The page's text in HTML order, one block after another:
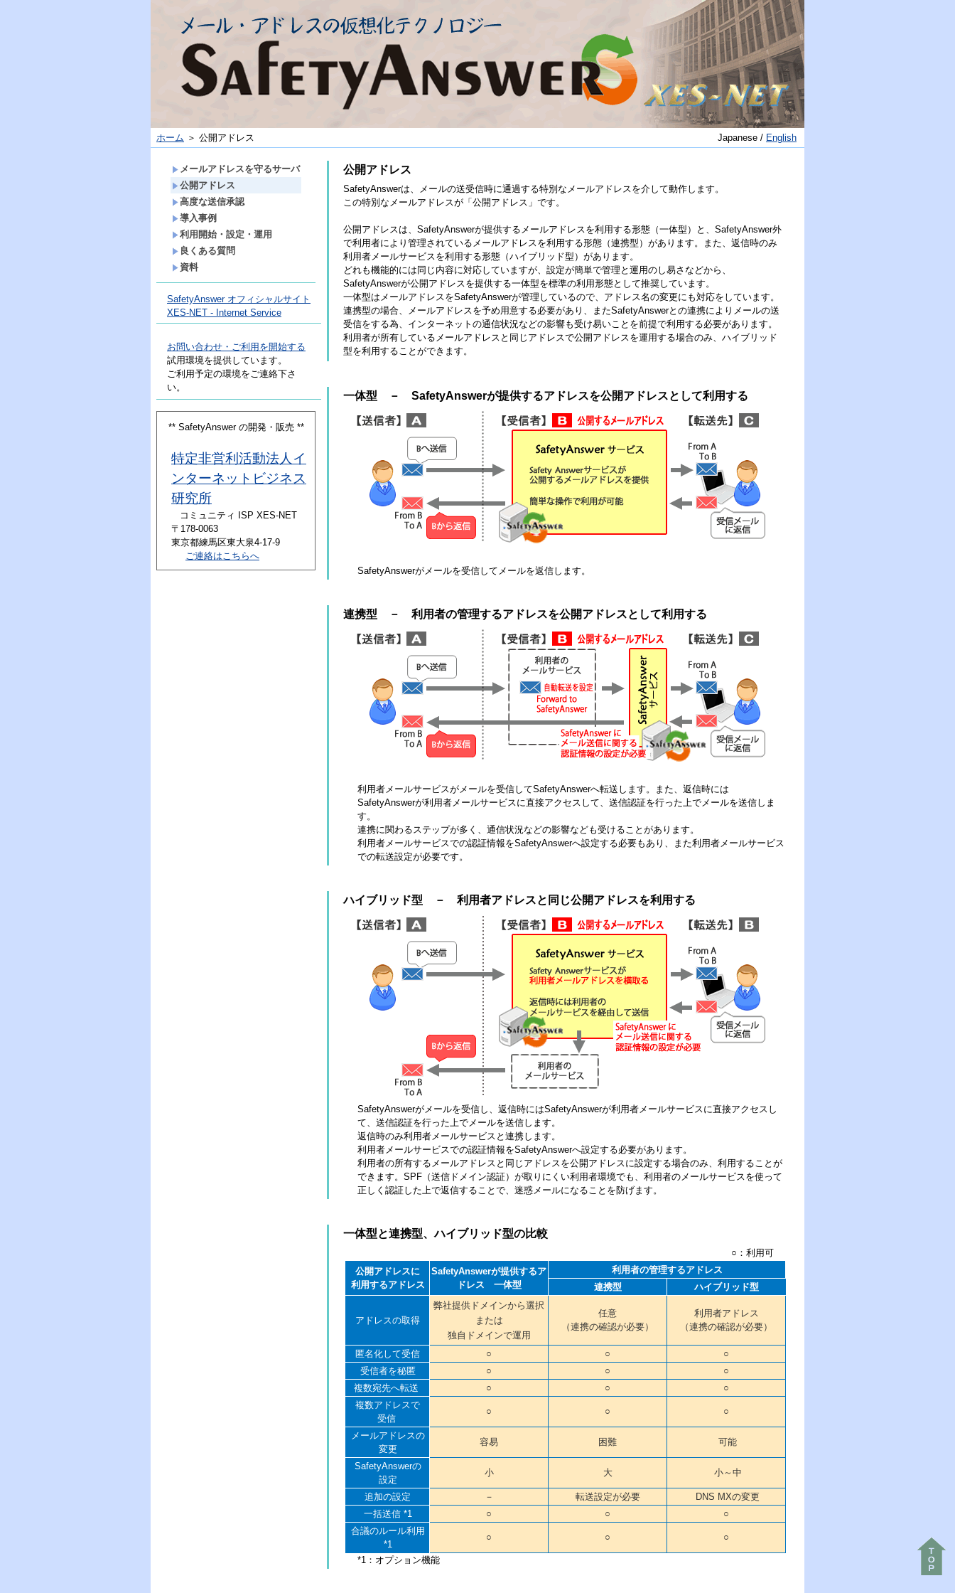
ホーム ＞ 公開アドレス Japanese / English
メールアドレスを守るサーバ
公開アドレス
高度な送信承認
導入事例
利用開始・設定・運用
良くある質問
資料
SafetyAnswer オフィシャルサイト
XES-NET - Internet Service
お問い合わせ・ご利用を開始する
試用環境を提供しています。
ご利用予定の環境をご連絡下さ
い。
** SafetyAnswer の開発・販売 **
特定非営利活動法人イ
ンターネットビジネス
研究所
コミュニティ ISP XES-NET
〒178-0063
東京都練馬区東大泉4-17-9
ご連絡はこちらへ
公開アドレス
SafetyAnswerは、メールの送受信時に通過する特別なメールアドレスを介して動作します。
この特別なメールアドレスが「公開アドレス」です。
公開アドレスは、SafetyAnswerが提供するメールアドレスを利用する形態（一体型）と、SafetyAnswer外
で利用者により管理されているメールアドレスを利用する形態（連携型）があります。また、返信時のみ
利用者メールサービスを利用する形態（ハイブリッド型）があります。
どれも機能的には同じ内容に対応していますが、設定が簡単で管理と運用のし易さなどから、
SafetyAnswerが公開アドレスを提供する一体型を標準の利用形態として推奨しています。
一体型はメールアドレスをSafetyAnswerが管理しているので、アドレス名の変更にも対応をしています。
連携型の場合、メールアドレスを予め用意する必要があり、またSafetyAnswerとの連携によりメールの送
受信をする為、インターネットの通信状況などの影響も受け易いことを前提で利用する必要があります。
利用者が所有しているメールアドレスと同じアドレスで公開アドレスを運用する場合のみ、ハイブリッド
型を利用することができます。
一体型 － SafetyAnswerが提供するアドレスを公開アドレスとして利用する
SafetyAnswerがメールを受信してメールを返信します。
連携型 － 利用者の管理するアドレスを公開アドレスとして利用する
利用者メールサービスがメールを受信してSafetyAnswerへ転送します。また、返信時には
SafetyAnswerが利用者メールサービスに直接アクセスして、送信認証を行った上でメールを送信しま
す。
連携に関わるステップが多く、通信状況などの影響なども受けることがあります。
利用者メールサービスでの認証情報をSafetyAnswerへ設定する必要もあり、また利用者メールサービス
での転送設定が必要です。
ハイブリッド型 － 利用者アドレスと同じ公開アドレスを利用する
SafetyAnswerがメールを受信し、返信時にはSafetyAnswerが利用者メールサービスに直接アクセスし
て、送信認証を行った上でメールを送信します。
返信時のみ利用者メールサービスと連携します。
利用者メールサービスでの認証情報をSafetyAnswerへ設定する必要があります。
利用者の所有するメールアドレスと同じアドレスを公開アドレスに設定する場合のみ、利用することが
できます。SPF（送信ドメイン認証）が取りにくい利用者環境でも、利用者のメールサービスを使って
正しく認証した上で返信することで、迷惑メールになることを防げます。
一体型と連携型、ハイブリッド型の比較
○：利用可
公開アドレスに
利用するアドレス
SafetyAnswerが提供するア
ドレス 一体型
利用者の管理するアドレス
連携型
ハイブリッド型
アドレスの取得
弊社提供ドメインから選択
または
独自ドメインで運用
任意
（連携の確認が必要）
利用者アドレス
（連携の確認が必要）
匿名化して受信 ○ ○
○
受信者を秘匿
○ ○
○
複数宛先へ転送
○ ○
○
複数アドレスで
受信
○ ○ ○
メールアドレスの
変更
容易 困難 可能
SafetyAnswerの
設定
小 大 小～中
追加の設定 － 転送設定が必要
DNS MXの変更
一括送信 *1
○ ○
○
合議のルール利用
*1
○ ○ ○
*1：オプション機能